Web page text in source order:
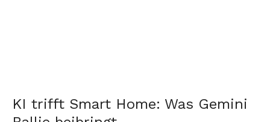
KI trifft Smart Home: Was Gemini